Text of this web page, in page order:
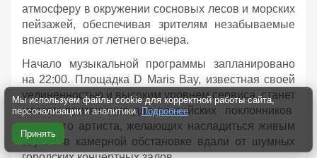
атмосферу в окружении сосновых лесов и морских
пейзажей, обеспечивая зрителям незабываемые
впечатления от летнего вечера.
Начало музыкальной программы запланировано
на 22:00. Площадка D Maris Bay, известная своей
уединенностью и высоким уровнем сервиса, станет
местом притяжения для российских поклонников
турецкого артиста, желающих насладиться живым
звуком в камерной обстановке вдали от шумных
Мы используем файлы cookie для корректной работы сайта,
персонализации и аналитики. Подробнее
Принять